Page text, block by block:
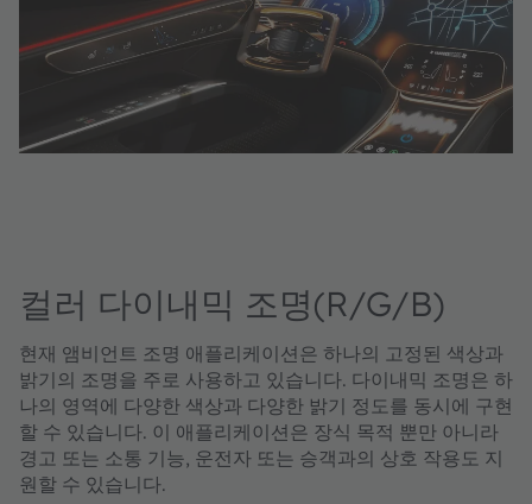
컬러 다이내믹 조명(R/G/B)
현재 앰비언트 조명 애플리케이션은 하나의 고정된 색상과
밝기의 조명을 주로 사용하고 있습니다. 다이내믹 조명은 하
나의 영역에 다양한 색상과 다양한 밝기 정도를 동시에 구현
할 수 있습니다. 이 애플리케이션은 장식 목적 뿐만 아니라
경고 또는 소통 기능, 운전자 또는 승객과의 상호 작용도 지
원할 수 있습니다.